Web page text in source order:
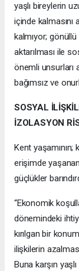
yaşlı bireylerin
içinde kalmasını
kalmıyor;
aktarılması ile
önemli unsurları
bağımsız ve
SOSYAL
İZOLASYON
Kent
erişimde
güçlükler
“Ekonomik
dönemindeki
kırılgan bir
ilişkilerin
Buna karşın